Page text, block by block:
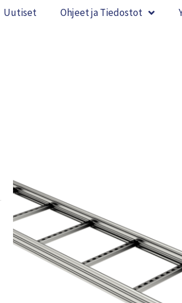
Uutiset Ohjeet ja Tiedostot